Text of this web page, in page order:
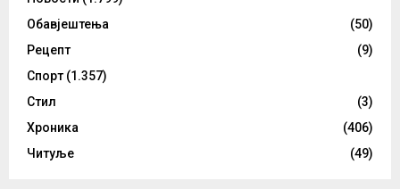
Обавјештења
(50)
Рецепт
(9)
Спорт (1.357)
Стил
(3)
Хроника
(406)
Читуље
(49)